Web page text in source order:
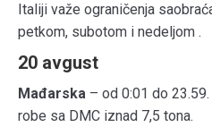
Italiji važe ograničenja
petkom, subotom i nedeljom .
20 avgust
Mađarska – od 0:01 do
robe sa DMC iznad 7,5 tona.